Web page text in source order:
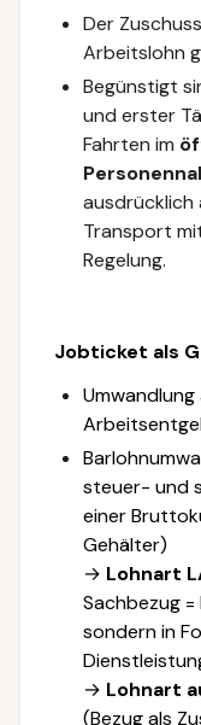
Der
Arbeitslohn
Begünstigt
und erster
Fahrten im
ausdrücklich
Transport
Regelung.
Jobticket als
steuer- und
einer
Gehälter)
→ Lohnart
Sachbezug
sondern in
→ Lohnart
(Bezug als